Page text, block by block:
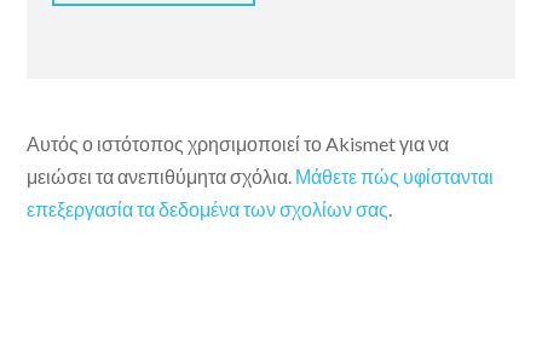
Αυτός ο ιστότοπος χρησιμοποιεί το Akismet για να
μειώσει τα ανεπιθύμητα σχόλια. Μάθετε πώς υφίστανται
επεξεργασία τα δεδομένα των σχολίων σας